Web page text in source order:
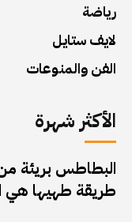
رياضة
لايف ستايل
الفن والمنوعات
الأكثر شهرة
البطاطس بريئة
طريقة طهيها هي